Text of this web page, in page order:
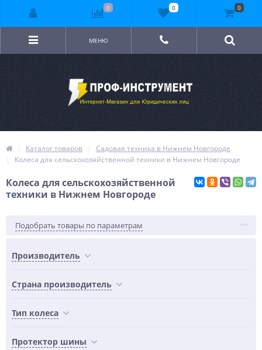
МЕНЮ
Каталог товаров
Садовая техника в Нижнем Новгороде
Колеса для сельскохозяйственной техники в Нижнем Новгороде
Колеса для сельскохозяйственной
техники в Нижнем Новгороде
Подобрать товары по параметрам
Производитель
Страна производитель
Тип колеса
Протектор шины
0 0 0